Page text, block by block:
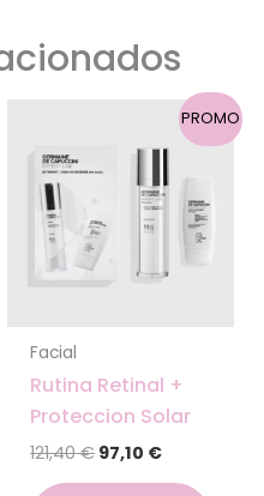
PROMO
Facial
Rutina Retinal +
Proteccion Solar
121,40€
original
era:
121,40 €.
97,10 €
precio
actual
es:
97,10 €.